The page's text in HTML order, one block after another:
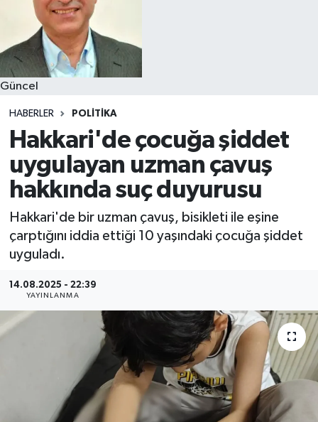
Güncel
HABERLER POLITIKA
Hakkari'de çocuğa şiddet
uygulayan uzman çavuş
hakkında suç duyurusu
Hakkari'de bir uzman çavuş, bisikleti ile eşine
çarptığını iddia ettiği 10 yaşındaki çocuğa şiddet
uyguladı.
14.08.2025 - 22:39
YAYINLANMA